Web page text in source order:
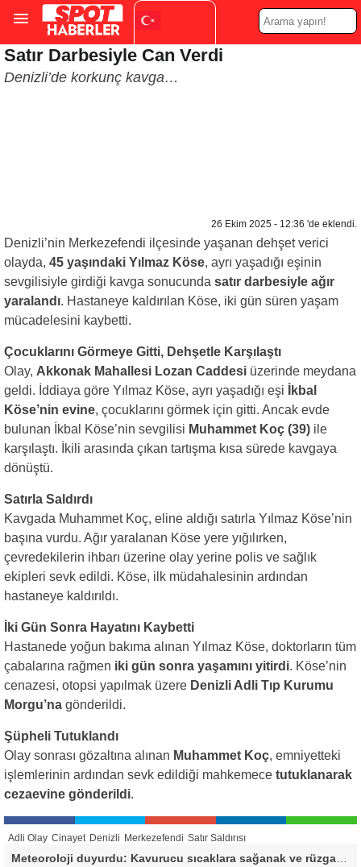
Turkish ▼
Satır Darbesiyle Can Verdi
Denizli’de korkunç kavga…
26 Ekim 2025 - 12:36 'de eklendi.
Denizli’nin Merkezefendi ilçesinde yaşanan dehşet verici
olayda, 45 yaşındaki Yılmaz Köse, ayrı yaşadığı eşinin
sevgilisiyle girdiği kavga sonucunda satır darbesiyle ağır
yaralandı. Hastaneye kaldırılan Köse, iki gün süren yaşam
mücadelesini kaybetti.
Çocuklarını Görmeye Gitti, Dehşetle Karşılaştı
Olay, Akkonak Mahallesi Lozan Caddesi üzerinde meydana
geldi. İddiaya göre Yılmaz Köse, ayrı yaşadığı eşi
İkbal
Köse’nin evine, çocuklarını görmek için gitti. Ancak evde
bulunan İkbal Köse’nin sevgilisi Muhammet Koç (39) ile
karşılaştı. İkili arasında çıkan tartışma kısa sürede kavgaya
dönüştü.
Satırla Saldırdı
Kavgada Muhammet Koç, eline aldığı satırla Yılmaz Köse’nin
başına vurdu. Ağır yaralanan Köse yere yığılırken,
çevredekilerin ihbarı üzerine olay yerine polis ve sağlık
ekipleri sevk edildi. Köse, ilk müdahalesinin ardından
hastaneye kaldırıldı.
İki Gün Sonra Hayatını Kaybetti
Hastanede yoğun bakıma alınan Yılmaz Köse, doktorların tüm
çabalarına rağmen iki gün sonra yaşamını yitirdi. Köse’nin
cenazesi, otopsi yapılmak üzere Denizli Adli Tıp Kurumu
Morgu’na gönderildi.
Şüpheli Tutuklandı
Olay sonrası gözaltına alınan Muhammet Koç, emniyetteki
işlemlerinin ardından sevk edildiği mahkemece tutuklanarak
cezaevine gönderildi.
Adli Olay Cinayet Denizli Merkezefendi Satır Saldırısı
Meteoroloji duyurdu: Kavurucu sıcaklara sağanak ve rüzgar arası